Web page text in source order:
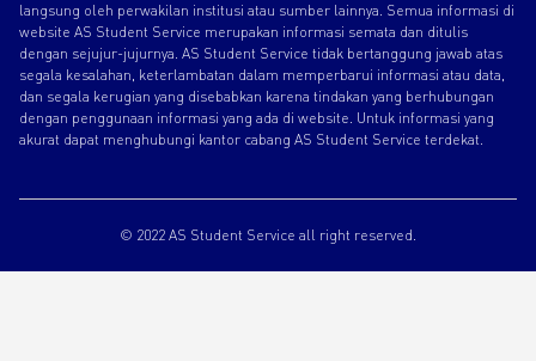
langsung oleh perwakilan institusi atau sumber lainnya. Semua informasi di
website AS Student Service merupakan informasi semata dan ditulis
dengan sejujur-jujurnya. AS Student Service tidak bertanggung jawab atas
segala kesalahan, keterlambatan dalam memperbarui informasi atau data,
dan segala kerugian yang disebabkan karena tindakan yang berhubungan
dengan penggunaan informasi yang ada di website. Untuk informasi yang
akurat dapat menghubungi kantor cabang AS Student Service terdekat.
© 2022 AS Student Service all right reserved.